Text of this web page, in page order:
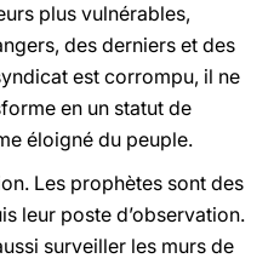
plus vulnérables,
des derniers et des
est corrompu, il ne
en un statut de
éloigné du peuple.
Les prophètes sont des
leur poste d’observation.
surveiller les murs de